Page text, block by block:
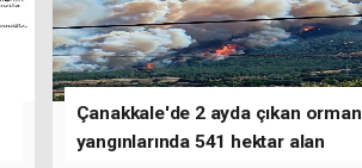
Çanakkale'de 2 ayda çıkan orman
yangınlarında 541 hektar alan